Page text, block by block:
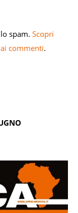
spam. Scopri
commenti.